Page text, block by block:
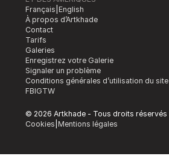
Français English
À propos d’Artkhade
Contact
Tarifs
Galeries
Enregistrez votre Galerie
Signaler un problème
Conditions générales d’utilisation du site
FBIGTW
© 2026 Artkhade - Tous droits réservés
Cookies Mentions légales